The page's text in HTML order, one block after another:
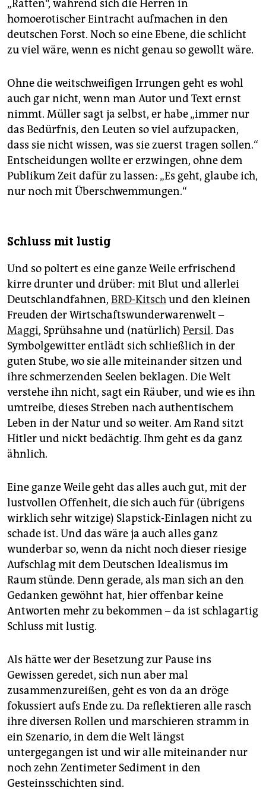
„Ratten“, während sich die Herren in
homoerotischer Eintracht aufmachen in den
deutschen Forst. Noch so eine Ebene, die schlicht
zu viel wäre, wenn es nicht genau so gewollt wäre.
Ohne die weitschweifigen Irrungen geht es wohl
auch gar nicht, wenn man Autor und Text ernst
nimmt. Müller sagt ja selbst, er habe „immer nur
das Bedürfnis, den Leuten so viel aufzupacken,
dass sie nicht wissen, was sie zuerst tragen sollen.“
Entscheidungen wollte er erzwingen, ohne dem
Publikum Zeit dafür zu lassen: „Es geht, glaube ich,
nur noch mit Überschwemmungen.“
Schluss mit lustig
Und so poltert es eine ganze Weile erfrischend
kirre drunter und drüber: mit Blut und allerlei
Deutschlandfahnen, BRD-Kitschund den kleinen
Freuden der Wirtschaftswunderwarenwelt –
Maggi, Sprühsahne und (natürlich) Persil. Das
Symbolgewitter entlädt sich schließlich in der
guten Stube, wo sie alle miteinander sitzen und
ihre schmerzenden Seelen beklagen. Die Welt
verstehe ihn nicht, sagt ein Räuber, und wie es ihn
umtreibe, dieses Streben nach authentischem
Leben in der Natur und so weiter. Am Rand sitzt
Hitler und nickt bedächtig. Ihm geht es da ganz
ähnlich.
Eine ganze Weile geht das alles auch gut, mit der
lustvollen Offenheit, die sich auch für (übrigens
wirklich sehr witzige) Slapstick-Einlagen nicht zu
schade ist. Und das wäre ja auch alles ganz
wunderbar so, wenn da nicht noch dieser riesige
Aufschlag mit dem Deutschen Idealismus im
Raum stünde. Denn gerade, als man sich an den
Gedanken gewöhnt hat, hier offenbar keine
Antworten mehr zu bekommen – da ist schlagartig
Schluss mit lustig.
Als hätte wer der Besetzung zur Pause ins
Gewissen geredet, sich nun aber mal
zusammenzureißen, geht es von da an dröge
fokussiert aufs Ende zu. Da reflektieren alle rasch
ihre diversen Rollen und marschieren stramm in
ein Szenario, in dem die Welt längst
untergegangen ist und wir alle miteinander nur
noch zehn Zentimeter Sediment in den
Gesteinsschichten sind.